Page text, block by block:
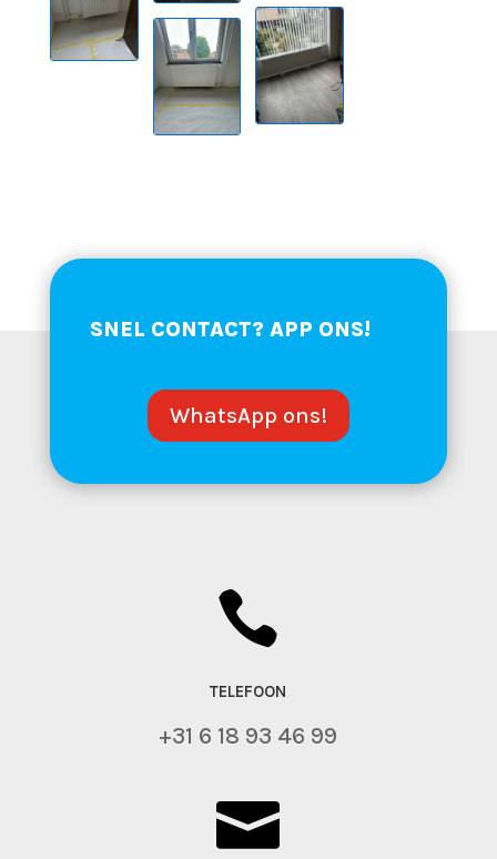
SNEL CONTACT? APP ONS!
WhatsApp ons!

TELEFOON
+31 6 18 93 46 99
